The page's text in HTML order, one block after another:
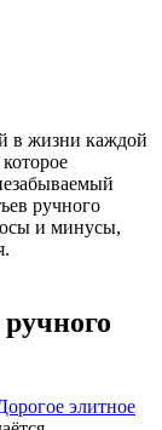
в жизни каждой
ручного
и минусы,
элитное